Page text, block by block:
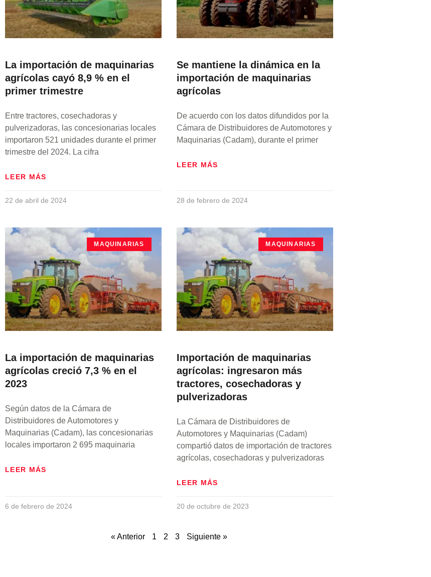
La importación de maquinarias
agrícolas cayó 8,9 % en el
primer trimestre
Entre tractores, cosechadoras y
pulverizadoras, las concesionarias locales
importaron 521 unidades durante el primer
trimestre del 2024. La cifra
LEER MÁS
22 de abril de 2024
Se mantiene la dinámica en la
importación de maquinarias
agrícolas
De acuerdo con los datos difundidos por la
Cámara de Distribuidores de Automotores y
Maquinarias (Cadam), durante el primer
LEER MÁS
28 de febrero de 2024
MAQUINARIAS
La importación de maquinarias
agrícolas creció 7,3 % en el
2023
Según datos de la Cámara de
Distribuidores de Automotores y
Maquinarias (Cadam), las concesionarias
locales importaron 2 695 maquinaria
LEER MÁS
6 de febrero de 2024
MAQUINARIAS
Importación de maquinarias
agrícolas: ingresaron más
tractores, cosechadoras y
pulverizadoras
La Cámara de Distribuidores de
Automotores y Maquinarias (Cadam)
compartió datos de importación de tractores
agrícolas, cosechadoras y pulverizadoras
LEER MÁS
20 de octubre de 2023
« Anterior 1 2 3 Siguiente »